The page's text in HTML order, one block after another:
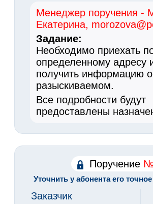
Менеджер поручения -
Екатерина,
Задание:
Необходимо приехать
определенному адресу
получить информацию о
разыскиваемом.
Все подробности будут
предоставлены
Поручение №
Уточнить у абонента его
Заказчик